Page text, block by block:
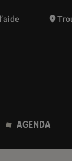
produits vont
AGENDA